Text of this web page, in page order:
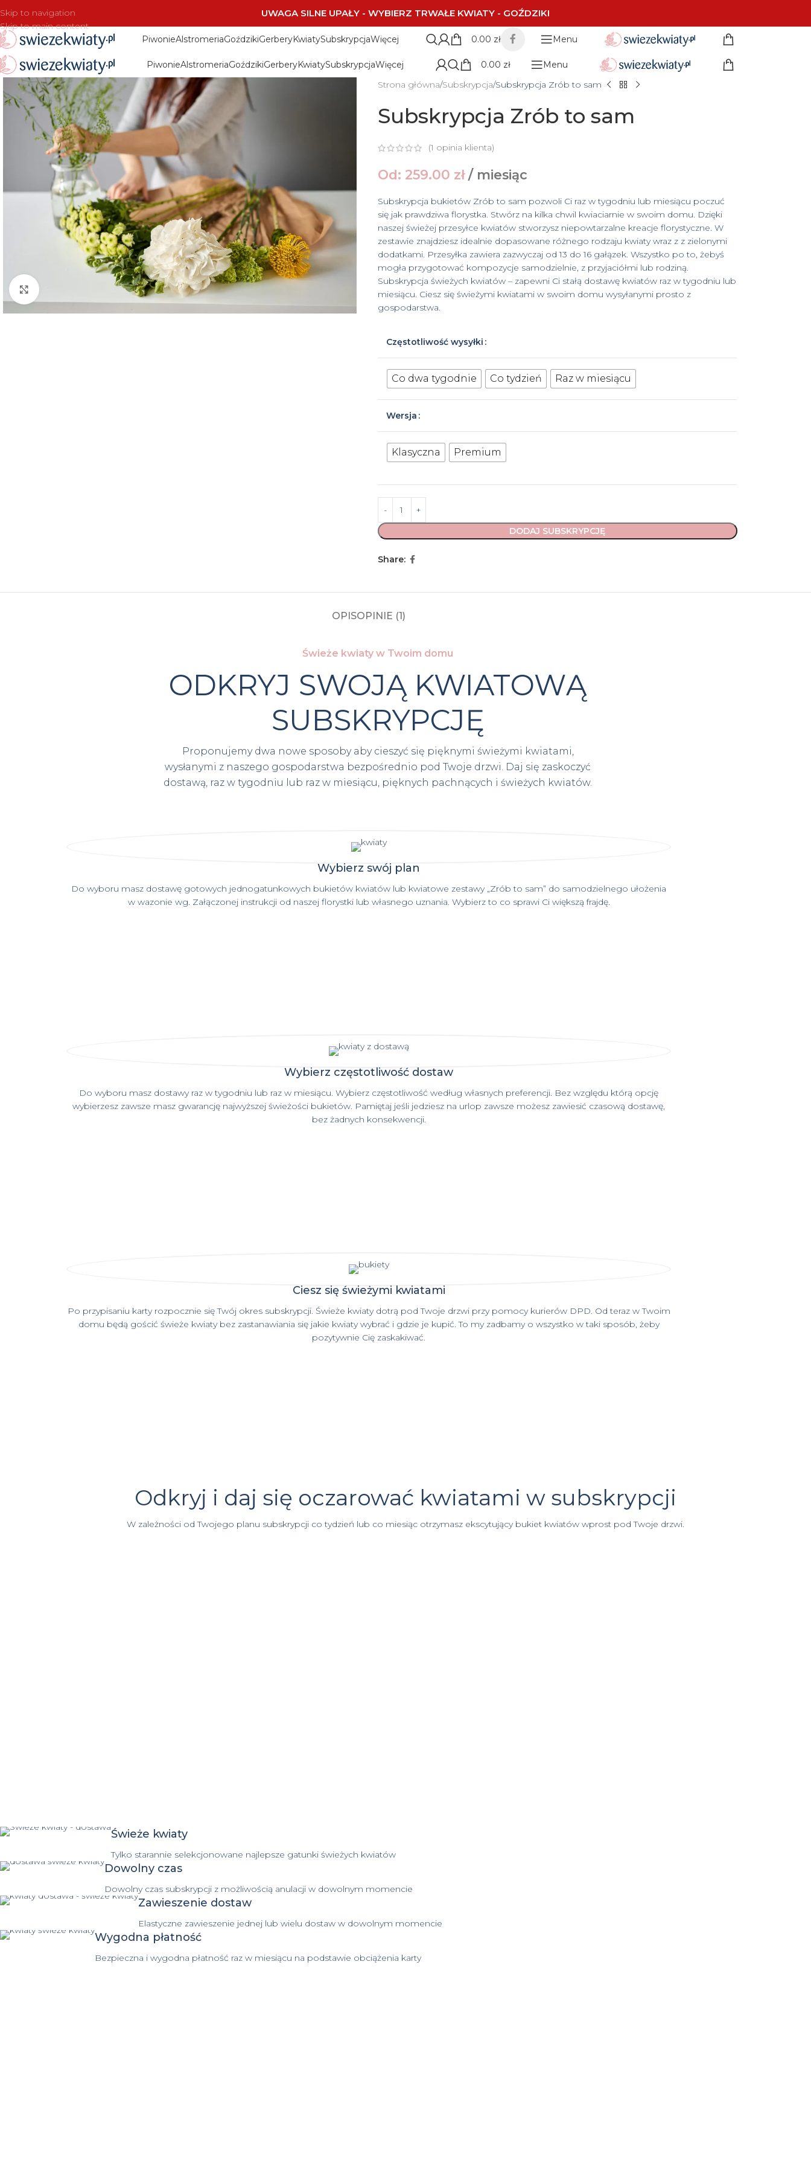
Skip to navigation
Skip to main content
UWAGA SILNE UPAŁY - WYBIERZ TRWAŁE KWIATY - GOŹDZIKI
PiwonieAlstromeriaGoździkiGerberyKwiatySubskrypcjaWięcej 0.00 zł Menu
PiwonieAlstromeriaGoździkiGerberyKwiatySubskrypcjaWięcej 0.00 zł Menu
Strona główna Subskrypcja Subskrypcja Zrób to sam
Subskrypcja Zrób to sam
(1 opinia klienta)
Od: 259.00 zł / miesiąc
Subskrypcja bukietów Zrób to sam pozwoli Ci raz w tygodniu lub miesiącu poczuć
się jak prawdziwa florystka. Stwórz na kilka chwil kwiaciarnie w swoim domu. Dzięki
naszej świeżej przesyłce kwiatów stworzysz niepowtarzalne kreacje florystyczne. W
zestawie znajdziesz idealnie dopasowane różnego rodzaju kwiaty wraz z z zielonymi
dodatkami. Przesyłka zawiera zazwyczaj od 13 do 16 gałązek. Wszystko po to, żebyś
mogła przygotować kompozycje samodzielnie, z przyjaciółmi lub rodziną.
Subskrypcja świeżych kwiatów – zapewni Ci stałą dostawę kwiatów raz w tygodniu lub
miesiącu. Ciesz się świeżymi kwiatami w swoim domu wysyłanymi prosto z
gospodarstwa.
Częstotliwość wysyłki
Co dwa tygodnie Co tydzień Raz w miesiącu
Wersja
Klasyczna Premium
DODAJ SUBSKRYPCJĘ
Share:
OPISOPINIE (1)
Świeże kwiaty w Twoim domu
ODKRYJ SWOJĄ KWIATOWĄ
SUBSKRYPCJĘ
Proponujemy dwa nowe sposoby aby cieszyć się pięknymi świeżymi kwiatami,
wysłanymi z naszego gospodarstwa bezpośrednio pod Twoje drzwi. Daj się zaskoczyć
dostawą, raz w tygodniu lub raz w miesiącu, pięknych pachnących i świeżych kwiatów.
Wybierz swój plan
Do wyboru masz dostawę gotowych jednogatunkowych bukietów kwiatów lub kwiatowe zestawy „Zrób to sam” do samodzielnego ułożenia
w wazonie wg. Załączonej instrukcji od naszej florystki lub własnego uznania. Wybierz to co sprawi Ci większą frajdę.
Wybierz częstotliwość dostaw
Do wyboru masz dostawy raz w tygodniu lub raz w miesiącu. Wybierz częstotliwość według własnych preferencji. Bez względu którą opcję
wybierzesz zawsze masz gwarancję najwyższej świeżości bukietów. Pamiętaj jeśli jedziesz na urlop zawsze możesz zawiesić czasową dostawę,
bez żadnych konsekwencji.
Ciesz się świeżymi kwiatami
Po przypisaniu karty rozpocznie się Twój okres subskrypcji. Świeże kwiaty dotrą pod Twoje drzwi przy pomocy kurierów DPD. Od teraz w Twoim
domu będą gościć świeże kwiaty bez zastanawiania się jakie kwiaty wybrać i gdzie je kupić. To my zadbamy o wszystko w taki sposób, żeby
pozytywnie Cię zaskakiwać.
Odkryj i daj się oczarować kwiatami w subskrypcji
W zależności od Twojego planu subskrypcji co tydzień lub co miesiąc otrzymasz ekscytujący bukiet kwiatów wprost pod Twoje drzwi.
Świeże kwiaty
Tylko starannie selekcjonowane najlepsze gatunki świeżych kwiatów
Dowolny czas
Dowolny czas subskrypcji z możliwością anulacji w dowolnym momencie
Zawieszenie dostaw
Elastyczne zawieszenie jednej lub wielu dostaw w dowolnym momencie
Wygodna płatność
Bezpieczna i wygodna płatność raz w miesiącu na podstawie obciążenia karty